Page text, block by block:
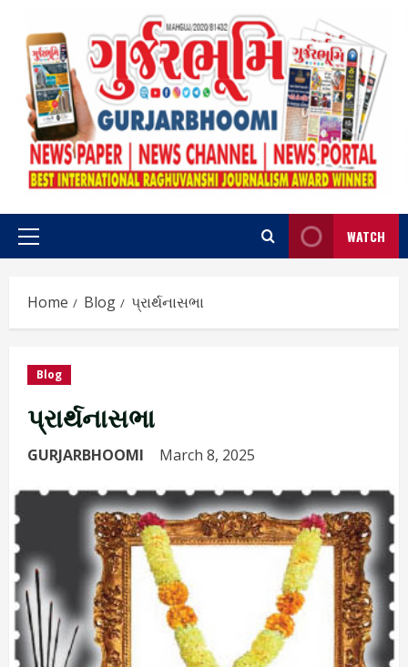
content
Primary
WATCH
Home Blog પ્રાર્થનાસભા
Blog
પ્રાર્થનાસભા
GURJARBHOOMI March 8, 2025